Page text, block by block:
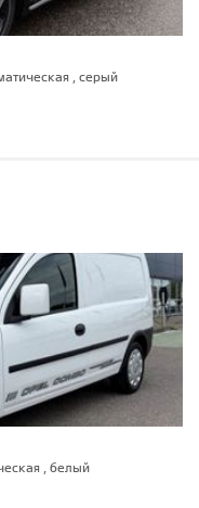
, серый
, белый